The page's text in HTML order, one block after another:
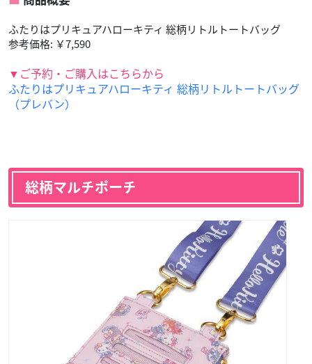
ふたりはプリキュアハローキティ 総柄リトルトートバッグ
参考価格: ￥7,590
▼ご予約・ご購入はこちらから
ふたりはプリキュアハローキティ 総柄リトルトートバッグ
（プレバン）
総柄マルチポーチ